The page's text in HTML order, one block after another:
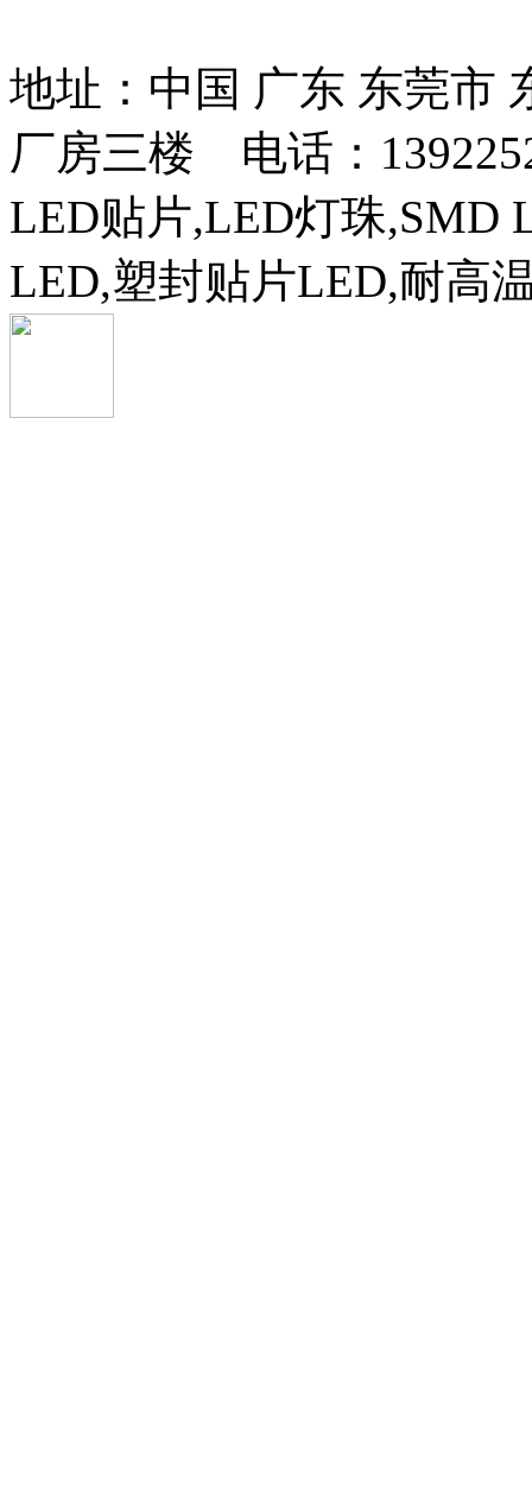
地址：中国 广东 东莞市
厂房三楼 电话：
LED贴片,LED灯珠,SMD
LED,塑封贴片LED,耐